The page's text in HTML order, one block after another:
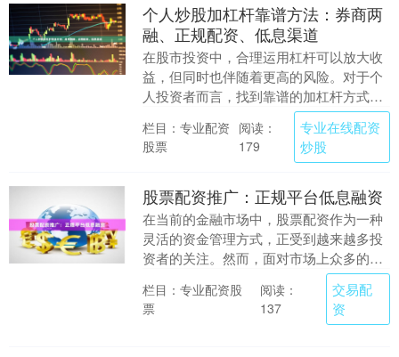
个人炒股加杠杆靠谱方法：券商两
融、正规配资、低息渠道
在股市投资中，合理运用杠杆可以放大收
益，但同时也伴随着更高的风险。对于个
人投资者而言，找到靠谱的加杠杆方式至
关重要。本文将详细介绍三种主流且相对
安全的加杠杆方法....
栏目：专业配资
股票
阅读：
179
专业在线配资
炒股
股票配资推广：正规平台低息融资
在当前的金融市场中，股票配资作为一种
灵活的资金管理方式，正受到越来越多投
资者的关注。然而，面对市场上众多的配
资平台，如何选择一家正规、安全且利率
合理的机构，成为....
栏目：专业配资股
票
阅读：
137
交易配
资